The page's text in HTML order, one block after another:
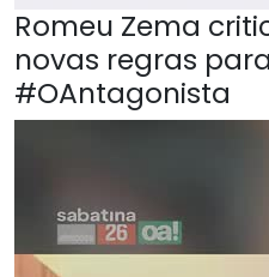
Romeu Zema
novas regras para
#OAntagonista